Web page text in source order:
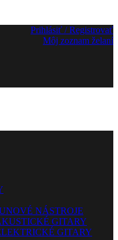
Prihlásiť / Registrovať
Môj zoznam želaní
NÁSTROJE
GITARY
GITARY